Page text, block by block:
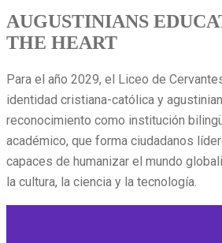
AUGUSTINIANS
THE HEART
Para el año 2029, el Liceo de
identidad cristiana-católica y
reconocimiento como institución
académico, que forma ciudadanos
capaces de humanizar el mundo
la cultura, la ciencia y la tecnología.